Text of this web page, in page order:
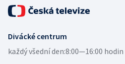
Divácké centrum
každý všední den:8:00—16:00 hodin